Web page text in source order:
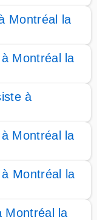
Montréal la
Montréal la
à
Montréal la
Montréal la
Montréal la